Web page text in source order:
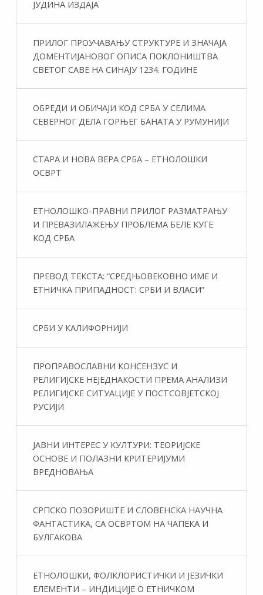
ЈУДИНА ИЗДАЈА
ПРИЛОГ ПРОУЧАВАЊУ СТРУКТУРЕ И ЗНАЧАЈА
ДОМЕНТИЈАНОВОГ ОПИСА ПОКЛОНИШТВА
СВЕТОГ САВЕ НА СИНАЈУ 1234. ГОДИНЕ
ОБРЕДИ И ОБИЧАЈИ КОД СРБА У СЕЛИМА
СЕВЕРНОГ ДЕЛА ГОРЊЕГ БАНАТА У РУМУНИЈИ
СТАРА И НОВА ВЕРА СРБА – ЕТНОЛОШКИ
ОСВРТ
ЕТНОЛОШКО-ПРАВНИ ПРИЛОГ РАЗМАТРАЊУ
И ПРЕВАЗИЛАЖЕЊУ ПРОБЛЕМА БЕЛЕ КУГЕ
КОД СРБА
ПРЕВОД ТЕКСТА: “СРЕДЊОВЕКОВНО ИМЕ И
ЕТНИЧКА ПРИПАДНОСТ: СРБИ И ВЛАСИ”
СРБИ У КАЛИФОРНИЈИ
ПРОПРАВОСЛАВНИ КОНСЕНЗУС И
РЕЛИГИЈСКЕ НЕЈЕДНАКОСТИ ПРЕМА АНАЛИЗИ
РЕЛИГИЈСКЕ СИТУАЦИЈЕ У ПОСТСОВЈЕТСКОЈ
РУСИЈИ
ЈАВНИ ИНТЕРЕС У КУЛТУРИ: ТЕОРИЈСКЕ
ОСНОВЕ И ПОЛАЗНИ КРИТЕРИЈУМИ
ВРЕДНОВАЊА
СРПСКО ПОЗОРИШТЕ И СЛОВЕНСКА НАУЧНА
ФАНТАСТИКA, СА ОСВРТОМ НА ЧАПЕКА И
БУЛГАКОВА
ЕТНОЛОШКИ, ФОЛКЛОРИСТИЧКИ И ЈЕЗИЧКИ
ЕЛЕМЕНТИ – ИНДИЦИЈЕ О ЕТНИЧКОМ